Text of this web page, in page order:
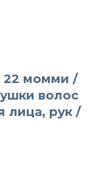
22 момми /
волос
лица, рук /